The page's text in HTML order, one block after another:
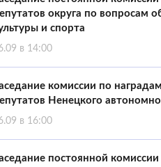
округа по вопросам
и спорта
в 14:00
комиссии по
Ненецкого
в 16:00
постоянной